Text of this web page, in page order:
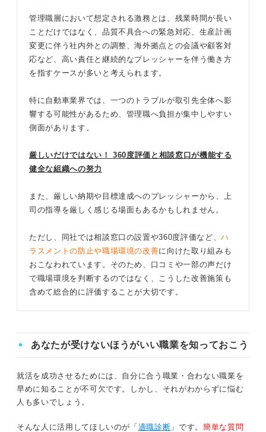
管理職層において想定される激務とは、残業時間が長い
ことだけではなく、品質不具合への緊急対応、生産計画
変更に伴う社内外との調整、海外拠点との会議や顧客対
応など、高い責任と継続的なプレッシャーを伴う働き方
を指すケースが多いと考えられます。
特に自動車業界では、一つのトラブルが取引先全体へ影
響する可能性があるため、管理職へ負担が集中しやすい
側面があります。
厳しいだけではない！ 360度評価と相談窓口が機能する
健全な組織への努力
また、厳しい納期や目標達成へのプレッシャーから、上
司の指導を厳しく感じる場面もあるかもしれません。
ただし、同社では相談窓口の設置や360度評価など、ハ
ラスメントの防止や職場環境の改善に向けた取り組みも
おこなわれています。そのため、口コミや一部の声だけ
で職場環境を判断するのではなく、こうした改善施策も
含めて総合的に評価することが大切です。
あなたが受けないほうがいい職業を知っておこう
就活を成功させるためには、自分に合う職業・合わない職業を
早めに知ることが不可欠です。しかし、それがわからずに悩む
人も多いでしょう。
そんな人に活用してほしいのが「 適職診断 」です。 簡単な質問